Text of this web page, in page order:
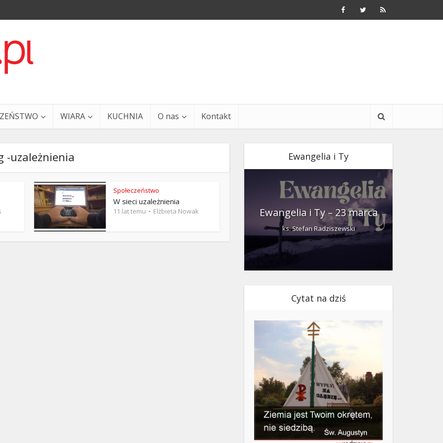
WIARA KUCHNIA O nas Kontakt
-uzależnienia
Społeczeństwo
W sieci uzależnienia
11 lat temu Elżbieta Nowak
Ewangelia i Ty
i Ty – 29 grudnia
Radziszewski
Ewangelia i Ty – 27 grudnia Ewangelia i Ty – 23 marca
ks. Stefan Radziszewski
Cytat na dziś